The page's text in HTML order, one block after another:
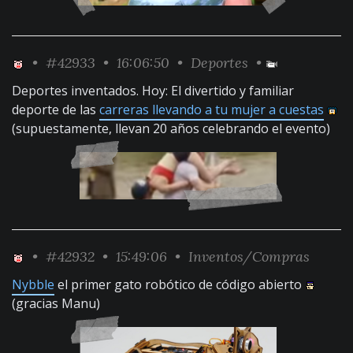
• #42933 • 16:06:50 • Deportes •
Deportes inventados. Hoy: El divertido y familiar
deporte de las carreras llevando a tu mujer a cuestas
(supuestamente, llevan 20 años celebrando el evento)
• #42932 • 15:49:06 • Inventos/Compras
Nybble el primer gato robótico de código abierto
(gracias Manu)